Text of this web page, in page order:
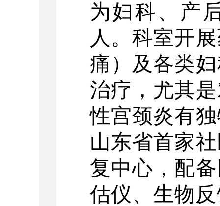
为妇科、产
人。科室开
痛）及各类
治疗，尤其
性宫颈炎有
山东省首家
复中心，配
估仪、生物